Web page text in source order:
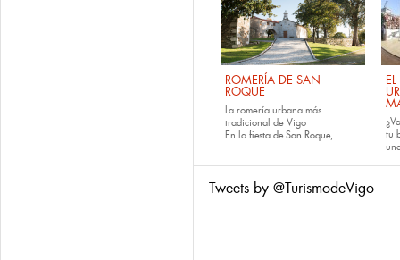
ROMERÍA DE SAN
ROQUE
La romería urbana más
tradicional de Vigo
En la fiesta de San Roque, ...
tu
Tweets by @TurismodeVigo